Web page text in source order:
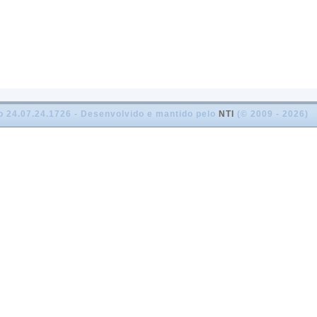
24.07.24.1726 - Desenvolvido e mantido pelo NTI (© 2009 - 2026)